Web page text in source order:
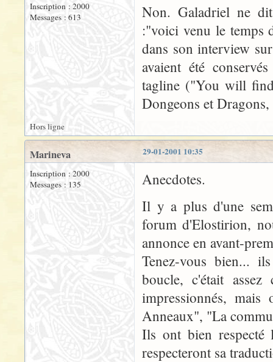
Inscription : 2000
Messages : 613
Non. Galadriel ne
:"voici venu le temps
dans son interview
avaient été
tagline ("You will
Dongeons et Dragons,
Hors ligne
29-01-2001 10:35
Marineva
Inscription : 2000
Messages : 135
Anecdotes.
Il y a plus d'une
forum d'Elostirion,
annonce en avant-
Tenez-vous bien...
boucle, c'était
impressionnés,
Anneaux", "La
Ils ont bien respecté
respecteront sa